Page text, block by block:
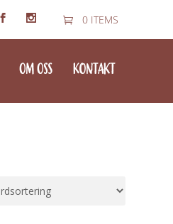
0 ITEMS
OM OSS KONTAKT